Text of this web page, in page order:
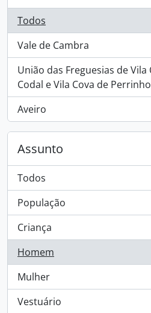
Todos
Vale de Cambra
, 1 resultados
União das Freguesias de Vila
Codal e Vila Cova de Perrinho
, 1 resultados
Aveiro
, 1 resultados
Assunto
Todos
População
, 1 resultados
Criança
, 1 resultados
Homem
, 1 resultados
Mulher
, 1 resultados
Vestuário
, 1 resultados